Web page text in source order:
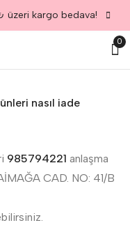
üzeri kargo bedava!
0
nasıl iade
985794221 anlaşma
CAD. NO: 41/B